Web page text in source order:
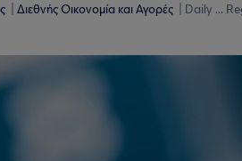
Διεθνής Οικονομία και Αγορές Daily ...